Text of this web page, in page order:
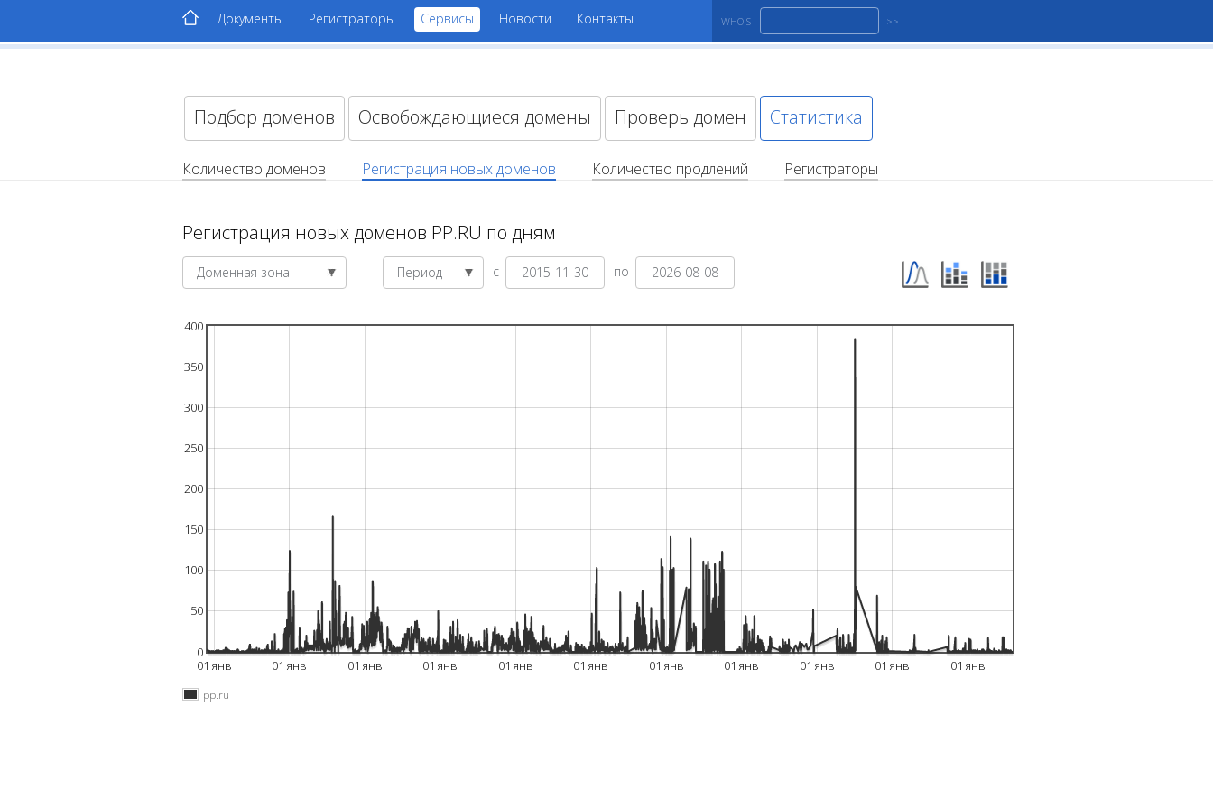
Документы Регистраторы Сервисы Новости Контакты WHOIS
Подбор доменов Освобождающиеся домены Проверь домен Статистика
Количество доменов Регистрация новых доменов Количество продлений Регистраторы
Регистрация новых доменов PP.RU по дням
Доменная зона Период с по
01 янв 01 янв 01 янв 01 янв 01 янв 01 янв 01 янв 01 янв 01 янв 01 янв 01 янв
0
50
100
150
200
250
300
350
400
pp.ru